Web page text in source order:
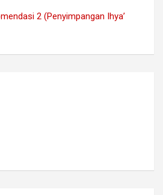
2 (Penyimpangan Ihya’